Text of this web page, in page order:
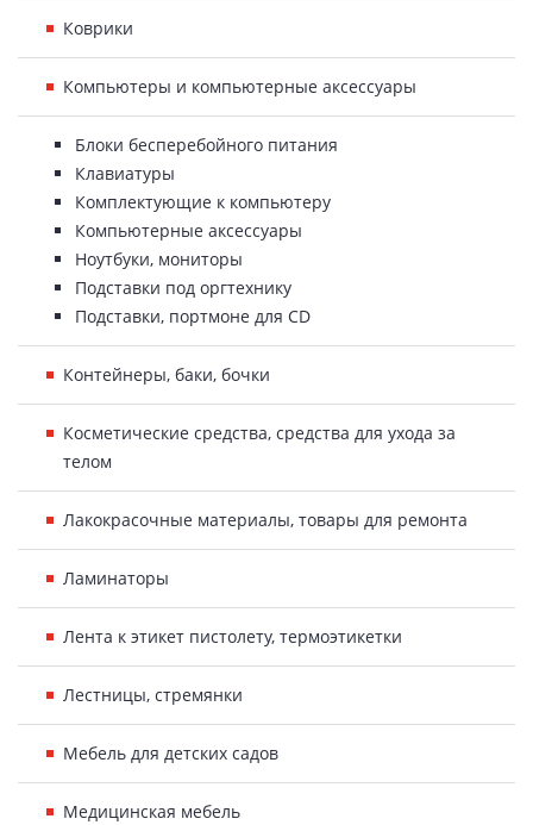
Коврики
Компьютеры и компьютерные аксессуары
Блоки бесперебойного питания
Клавиатуры
Комплектующие к компьютеру
Компьютерные аксессуары
Ноутбуки, мониторы
Подставки под оргтехнику
Подставки, портмоне для CD
Контейнеры, баки, бочки
Косметические средства, средства для ухода за
телом
Лакокрасочные материалы, товары для ремонта
Ламинаторы
Лента к этикет пистолету, термоэтикетки
Лестницы, стремянки
Мебель для детских садов
Медицинская мебель